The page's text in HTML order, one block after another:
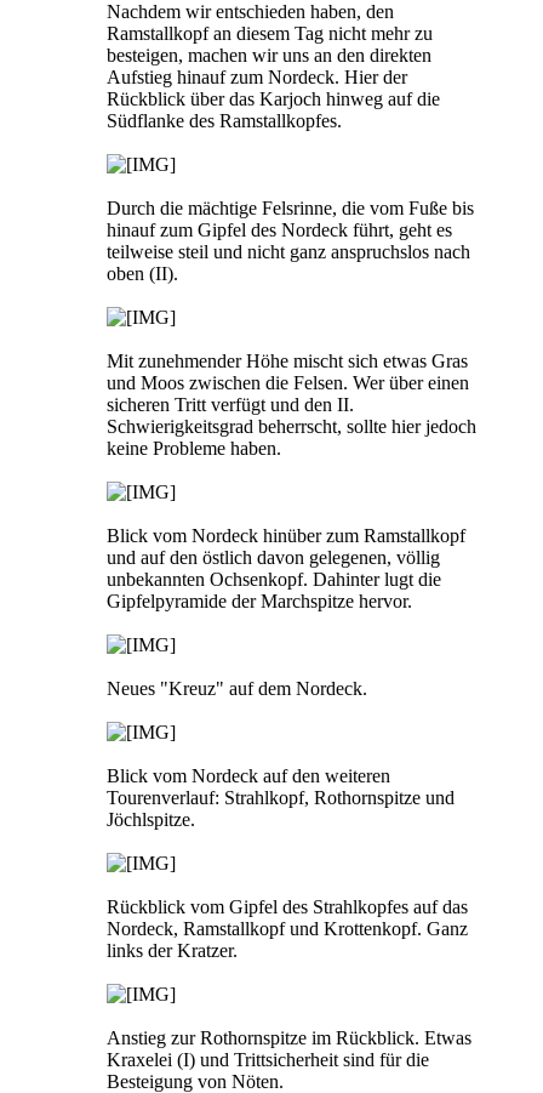
Nachdem wir entschieden haben, den
Ramstallkopf an diesem Tag nicht mehr zu
besteigen, machen wir uns an den direkten
Aufstieg hinauf zum Nordeck. Hier der
Rückblick über das Karjoch hinweg auf die
Südflanke des Ramstallkopfes.
Durch die mächtige Felsrinne, die vom Fuße bis
hinauf zum Gipfel des Nordeck führt, geht es
teilweise steil und nicht ganz anspruchslos nach
oben (II).
Mit zunehmender Höhe mischt sich etwas Gras
und Moos zwischen die Felsen. Wer über einen
sicheren Tritt verfügt und den II.
Schwierigkeitsgrad beherrscht, sollte hier jedoch
keine Probleme haben.
Blick vom Nordeck hinüber zum Ramstallkopf
und auf den östlich davon gelegenen, völlig
unbekannten Ochsenkopf. Dahinter lugt die
Gipfelpyramide der Marchspitze hervor.
Neues "Kreuz" auf dem Nordeck.
Blick vom Nordeck auf den weiteren
Tourenverlauf: Strahlkopf, Rothornspitze und
Jöchlspitze.
Rückblick vom Gipfel des Strahlkopfes auf das
Nordeck, Ramstallkopf und Krottenkopf. Ganz
links der Kratzer.
Anstieg zur Rothornspitze im Rückblick. Etwas
Kraxelei (I) und Trittsicherheit sind für die
Besteigung von Nöten.